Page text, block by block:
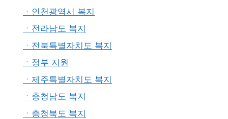
ㆍ인천광역시 복지
ㆍ전라남도 복지
ㆍ전북특별자치도 복지
ㆍ정부 지원
ㆍ제주특별자치도 복지
ㆍ충청남도 복지
ㆍ충청북도 복지